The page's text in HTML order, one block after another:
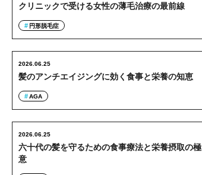
クリニックで受ける女性の薄毛治療の最前線
円形脱毛症
髪のアンチエイジングに効く食事と栄養の知恵
2026.06.25
AGA
六十代の髪を守るための食事療法と栄養摂取の極
意
2026.06.25